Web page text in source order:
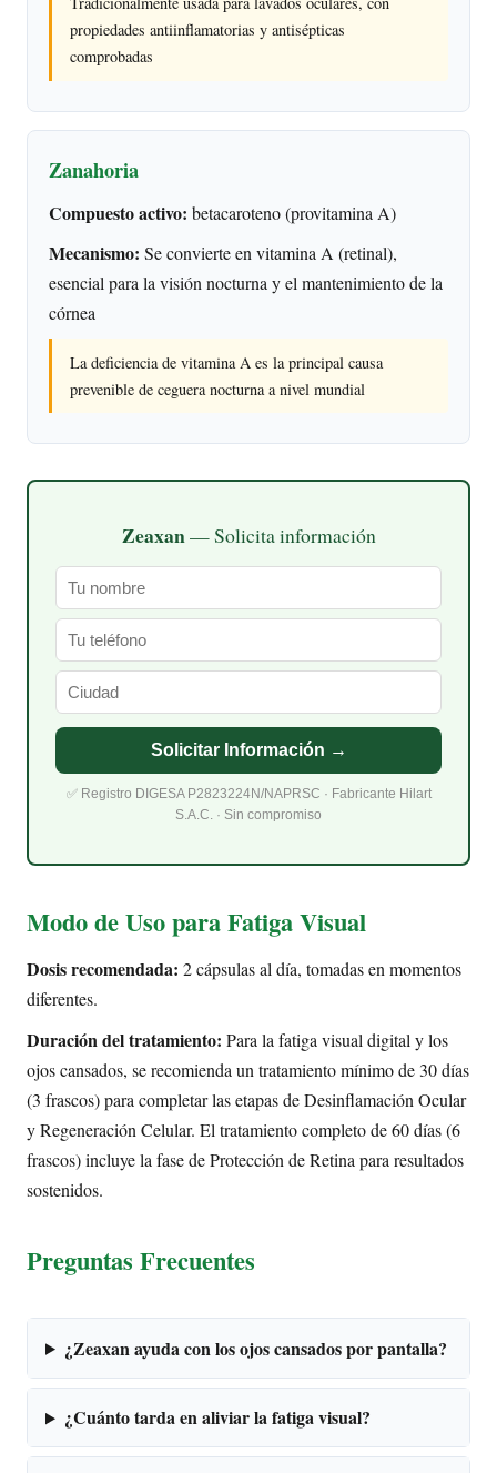
propiedades antiinflamatorias y antisépticas
comprobadas
Zanahoria
Compuesto activo: betacaroteno (provitamina A)
Mecanismo: Se convierte en vitamina A (retinal),
esencial para la visión nocturna y el mantenimiento de la
córnea
La deficiencia de vitamina A es la principal causa
prevenible de ceguera nocturna a nivel mundial
Zeaxan— Solicita información
Solicitar Información →
✅ Registro DIGESA P2823224N/NAPRSC · Fabricante Hilart
S.A.C. · Sin compromiso
Modo de Uso para Fatiga Visual
Dosis recomendada: 2 cápsulas al día, tomadas en momentos
diferentes.
Duración del tratamiento: Para la fatiga visual digital y los
ojos cansados, se recomienda un tratamiento mínimo de 30 días
(3 frascos) para completar las etapas de Desinflamación Ocular
y Regeneración Celular. El tratamiento completo de 60 días (6
frascos) incluye la fase de Protección de Retina para resultados
sostenidos.
Preguntas Frecuentes
¿Zeaxan ayuda con los ojos cansados por pantalla?
¿Cuánto tarda en aliviar la fatiga visual?